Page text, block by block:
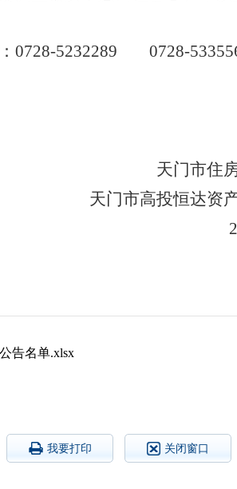
0728-5232289 0728-
天门市住房保障
门市高投恒达资产管
告名单.xlsx
我要打印 关闭窗口